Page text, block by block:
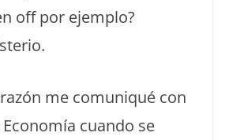
off por ejemplo?
me comuniqué con
cuando se